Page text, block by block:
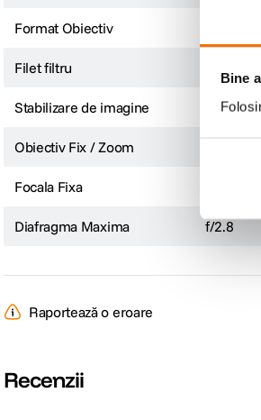
Bine
Format Obiectiv
Filet filtru
Stabilizare de imagine Nu
Obiectiv Fix / Zoom
Focala Fixa
Diafragma Maxima f/2.8
Raportează o eroare
Recenzii